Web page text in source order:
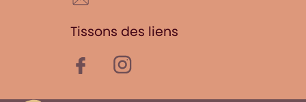
Tissons des liens